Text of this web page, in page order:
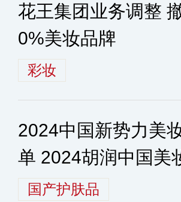
花王集团业务调整
0%美妆品牌
彩妆
2024中国新势力美
单 2024胡润中国美
TOP50
国产护肤品